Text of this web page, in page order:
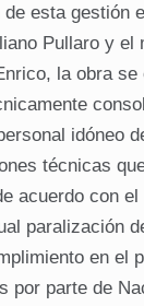
esta gestión
Pullaro y el
la obra se
idóneo
técnicas
acuerdo con el
paralización
en el
por parte de